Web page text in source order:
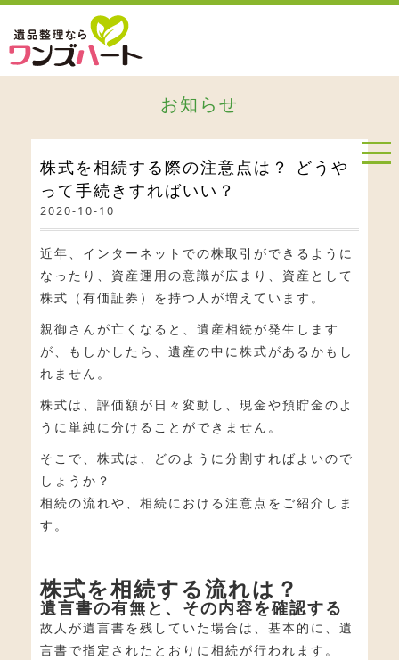
お知らせ
株式を相続する際の注意点は？ どうや
って手続きすればいい？
2020-10-10
近年、インターネットでの株取引ができるように
なったり、資産運用の意識が広まり、資産として
株式（有価証券）を持つ人が増えています。
親御さんが亡くなると、遺産相続が発生します
が、もしかしたら、遺産の中に株式があるかもし
れません。
株式は、評価額が日々変動し、現金や預貯金のよ
うに単純に分けることができません。
そこで、株式は、どのように分割すればよいので
しょうか？
相続の流れや、相続における注意点をご紹介しま
す。
株式を相続する流れは？
遺言書の有無と、その内容を確認する
故人が遺言書を残していた場合は、基本的に、遺
言書で指定されたとおりに相続が行われます。